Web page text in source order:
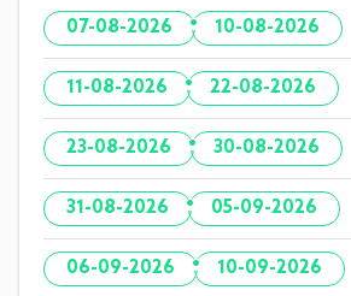
07-08-2026 · 10-08-2026
11-08-2026 · 22-08-2026
23-08-2026 · 30-08-2026
31-08-2026 · 05-09-2026
06-09-2026 · 10-09-2026